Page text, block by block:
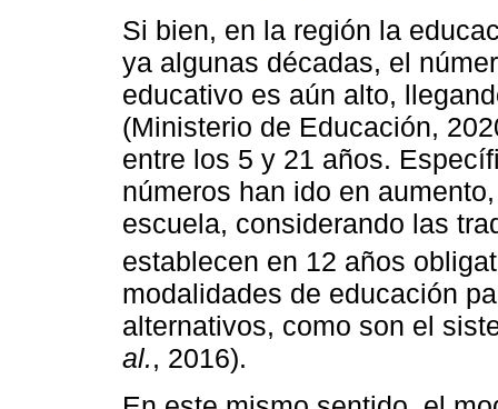
Si bien, en la región la
ya algunas décadas, el
educativo es aún alto,
(Ministerio de Educación,
entre los 5 y 21 años.
números han ido en
escuela, considerando las
establecen en 12 años
modalidades de educación
alternativos, como son el
al., 2016).